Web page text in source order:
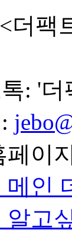
더팩
톡: '
페이
메인
알고